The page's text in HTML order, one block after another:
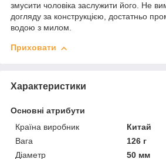
змусити чоловіка заслужити його. Не
догляду за конструкцією, достатньо
водою з милом.
Приховати
Характеристики
Основні атрибути
Країна виробник
Китай
Вага
126 г
Діаметр
50 мм